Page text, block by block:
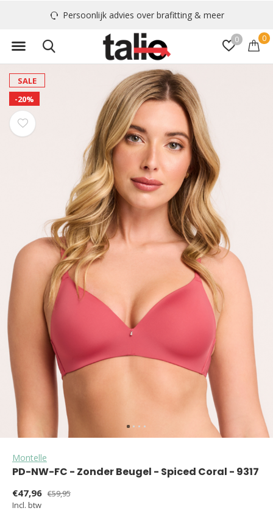
0 0
Persoonlijk advies over brafitting & meer
SALE
-20%
Montelle
PD-NW-FC - Zonder Beugel - Spiced Coral - 9317
€47,96 €59,95
Incl. btw